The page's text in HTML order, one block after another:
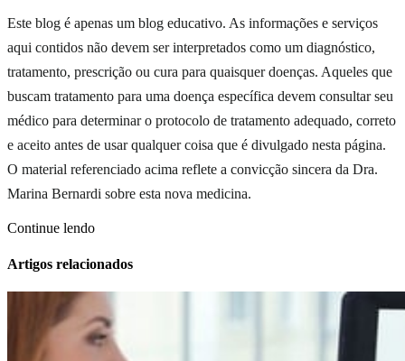
Este blog é apenas um blog educativo. As informações e serviços
aqui contidos não devem ser interpretados como um diagnóstico,
tratamento, prescrição ou cura para quaisquer doenças. Aqueles que
buscam tratamento para uma doença específica devem consultar seu
médico para determinar o protocolo de tratamento adequado, correto
e aceito antes de usar qualquer coisa que é divulgado nesta página.
O material referenciado acima reflete a convicção sincera da Dra.
Marina Bernardi sobre esta nova medicina.
Continue lendo
Artigos relacionados